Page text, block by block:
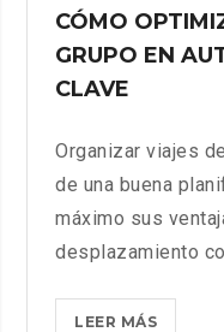
CÓMO
GRUPO EN
CLAVE
Organizar viajes
de una buena
máximo sus
desplazamiento
LEER MÁSCÓMO